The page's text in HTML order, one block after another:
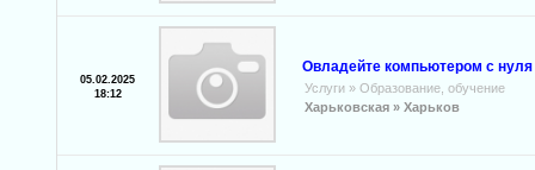
05.02.2025
18:12
Овладейте компьютером с нуля
Услуги » Образование, обучение
Харьковская » Харьков